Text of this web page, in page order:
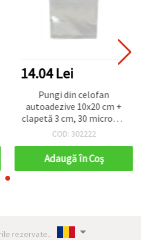
14.04 Lei
Pungi din celofan
autoadezive 10x20 cm +
clapetă 3 cm, 30 microni -
Set de 200 bucăți
COD: 302222
Adaugă în Coş
rezervate..